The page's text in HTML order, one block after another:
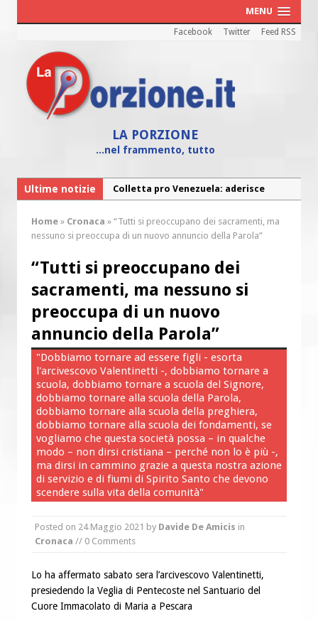
MENU
Facebook Twitter Feed RSS
LA PORZIONE
...nel frammento, tutto
Ultime notizie
Colletta pro Venezuela: aderisce
Fine vita: la Chiesa Cattolica inglese si
Torna la festa della Madonnina a
Montesilvano: “Tanta la devozione”
Torna la festa di Sant’Andrea:
“Chiediamogli di legarci al bene”
“Chiediamo al Signore di capire ciò che
è buono, giusto e santo per la nostra
vita”
Home » Cronaca » “Tutti si preoccupano dei sacramenti, ma
nessuno si preoccupa di un nuovo annuncio della Parola”
“Tutti si preoccupano dei
sacramenti, ma nessuno si
preoccupa di un nuovo
annuncio della Parola”
"Dobbiamo tornare ad essere figli - esorta
l'arcivescovo Valentinetti -, dobbiamo tornare a
scuola, dobbiamo tornare a scuola del Signore,
dobbiamo tornare alla scuola della Parola,
dobbiamo tornare alla scuola della preghiera,
dobbiamo tornare alla scuola dei fondamenti, se
vogliamo che questa società possa – in qualche
modo – non dirsi cristiana – perché non lo è più -,
ma dirsi in cammino grazie a questa nostra azione
di servizio e di fiumi di Spirito Santo che devono
scendere sulla vita della comunità"
Posted on 24 Maggio 2021 by Davide De Amicis in
Cronaca // 0 Comments
Lo ha affermato sabato sera l’arcivescovo Valentinetti,
presiedendo la Veglia di Pentecoste nel Santuario del
Cuore Immacolato di Maria a Pescara